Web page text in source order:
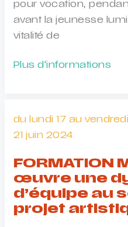
pour vocation,
avant la jeunesse
vitalité de
APPEL
Plus d'informations
du lundi 17 au vendredi
21 juin 2024
FORMATION
œuvre une
d’équipe au
projet